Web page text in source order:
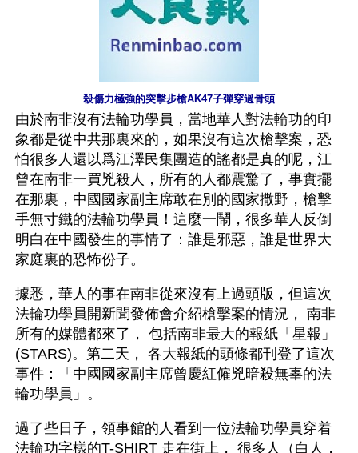
殺傷力極強的突擊步槍AK47子彈穿過骨頭
由於南非沒有法輪功學員，當地華人對法輪功的印
象都是從中共那裏來的，如果沒有這次槍擊案，恐
怕很多人還以爲江澤民集團造的謠都是真的呢，江
曾在南非一買兇殺人，所有的人都震驚了，事實擺
在那裏，中國國家副主席敢在別的國家撒野，槍擊
手無寸鐵的法輪功學員！這麼一鬧，很多華人反倒
明白在中國發生的事情了：誰是邪惡，誰是世界大
家庭裏的恐怖份子。
據悉，華人的事在南非從來沒有上過頭版，但這次
法輪功學員開新聞發佈會介紹槍擊案的情況， 南非
所有的媒體都來了， 包括南非最大的報紙「星報」
(STARS)。第二天， 各大報紙的頭條都刊登了這次
事件：「中國國家副主席曾慶紅僱兇暗殺無辜的法
輪功學員」。
過了些日子，領事館的人看到一位法輪功學員穿着
法輪功字樣的T-SHIRT 走在街上， 很多人（白人，